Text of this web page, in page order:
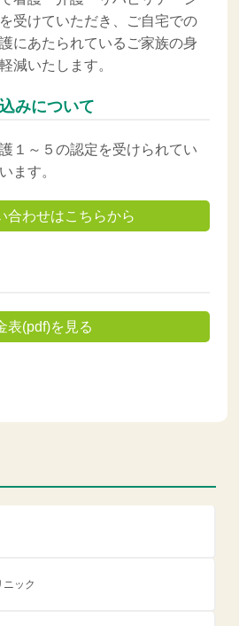
受けていただき、ご自宅での
にあたられているご家族の身
減いたします。
みについて
１～５の認定を受けられてい
ます。
合わせはこちらから
表(pdf)を見る
ニック